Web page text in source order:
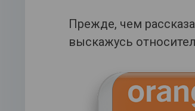
Прежде, чем
выскажусь